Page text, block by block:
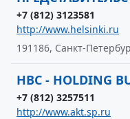
+7 (812) 3123581
http://www.helsinki.ru
191186, Санкт-
HBC - HOLDING
+7 (812) 3257511
http://www.akt.sp.ru